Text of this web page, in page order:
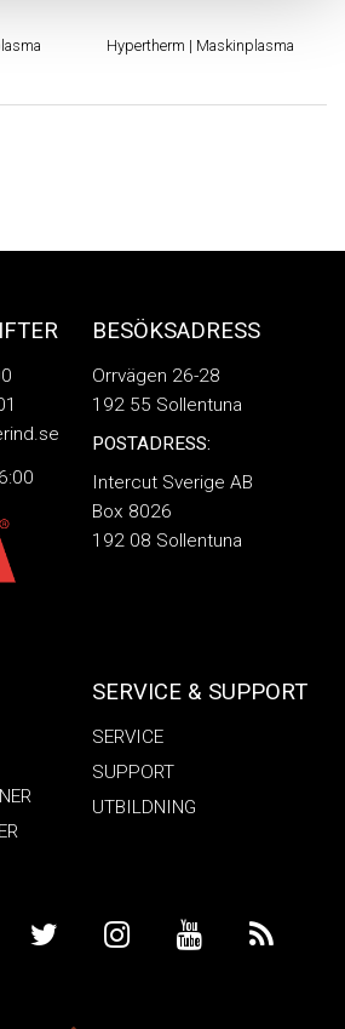
Hypertherm | Maskinplasma
BESÖKSADRESS
Orrvägen 26-28
192 55 Sollentuna
POSTADRESS:
Intercut Sverige AB
Box 8026
192 08 Sollentuna
SERVICE & SUPPORT
SERVICE
SUPPORT
UTBILDNING